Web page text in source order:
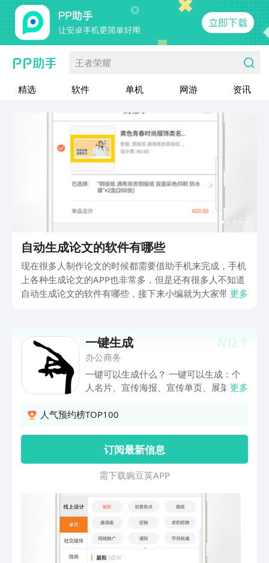
王者荣耀
精选 软件 单机 网游 资讯
自动生成论文的软件有哪些
现在很多人制作论文的时候都需要借助手机来完成，手机
上各种生成论文的APP也非常多，但是还有很多人不知道
自动生成论文的软件有哪些，接下来小编就为大家带来好
都得到了大众用户的认可，如果大家遇到自己感兴趣的那
款，就可以点击链接下载了。
更多
NO.1
一键生成
办公商务
一键可以生成什么？ 一键可以生成：个
人名片、宣传海报、宣传单页、展架等一
多好看的模板，每天都会更新。 我们只
然，如果对作品不满意，我们还可以改模
板，改位置，改字体，改颜色，改大小，
只要我们想改，统统都能改。 ^^功能介
绍^^ 1、它可以帮我们设计作品 【在线
设计】可以随时随地在线直接生成各种设
计作品，方便、快捷、高效。 【行业细
分】各种行业的细分专题模板，让你的设
计更专业，包括：微商、美食、教育等各
种行业的邀请函、促销、招聘、网络推
更多
人气预约榜TOP100
订阅最新信息
需 下 载 豌 豆 荚 A P P